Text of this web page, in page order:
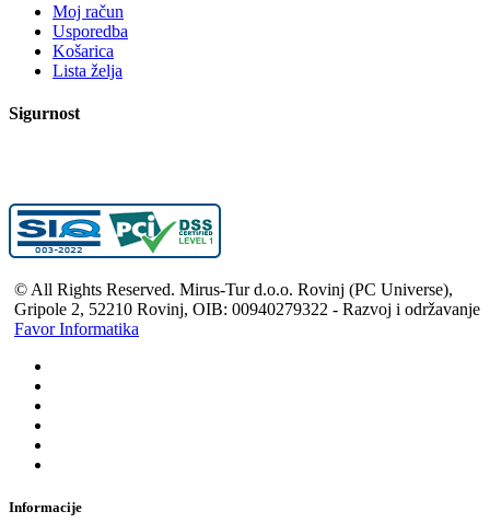
Moj račun
Usporedba
Košarica
Lista želja
Sigurnost
© All Rights Reserved. Mirus-Tur d.o.o. Rovinj (PC Universe),
Gripole 2, 52210 Rovinj, OIB: 00940279322 - Razvoj i održavanje
Favor Informatika
Informacije